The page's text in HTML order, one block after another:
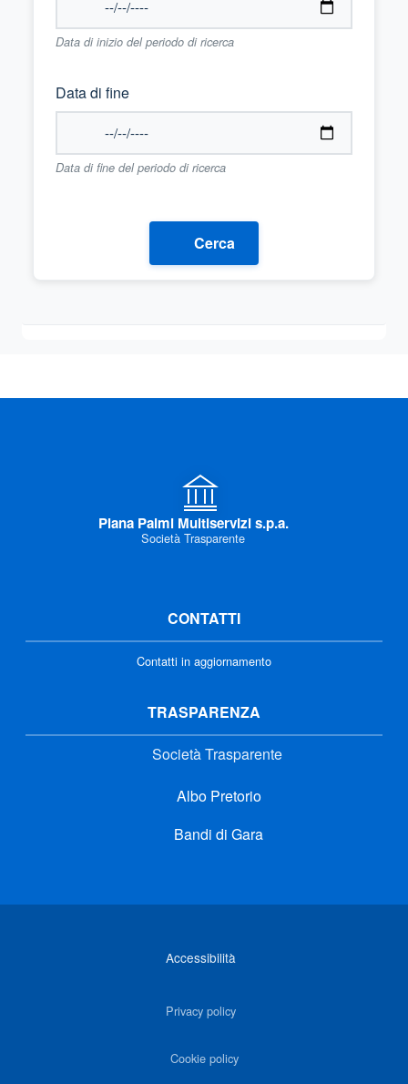
Data di inizio del periodo di ricerca
Data di fine
Data di fine del periodo di ricerca
Cerca
Piana Palmi Multiservizi s.p.a.
Società Trasparente
CONTATTI
Contatti in aggiornamento
TRASPARENZA
Società Trasparente
Albo Pretorio
Bandi di Gara
Accessibilità
Privacy policy
Cookie policy